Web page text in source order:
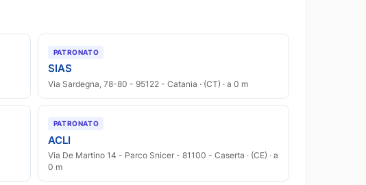
PATRONATO
SIAS
Via Sardegna, 78-80 - 95122 - Catania · (CT) · a 0 m
PATRONATO
ACLI
Via De Martino 14 - Parco Snicer - 81100 - Caserta · (CE) · a
0 m